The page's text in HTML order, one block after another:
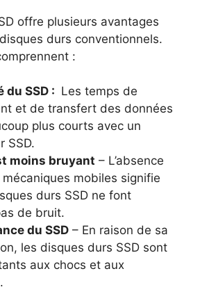
offre plusieurs avantages
durs conventionnels.
:
du SSD : Les temps de
et de transfert des données
plus courts avec un
SSD.
moins bruyant – L’absence
mobiles signifie
durs SSD ne font
de bruit.
du SSD – En raison de sa
les disques durs SSD sont
aux chocs et aux